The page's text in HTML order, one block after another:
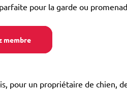
pour la garde ou
membre
pour un propriétaire de chien,